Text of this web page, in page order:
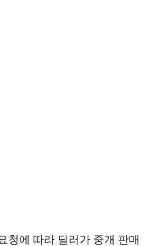
청에 따라 딜러가 중개 판매